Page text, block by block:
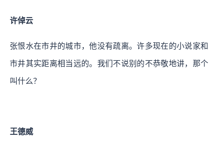
许倬云
张恨水在市井的城市，他没有疏离。许多现在的小说家和
市井其实距离相当远的。我们不说别的不恭敬地讲，那个
叫什么？
王德威